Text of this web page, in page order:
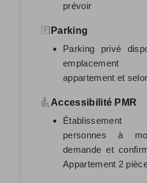
prévoir
Parking
Parking privé
appartement et
Accessibilité PMR
Établissement
personnes à
demande et
Appartement 2